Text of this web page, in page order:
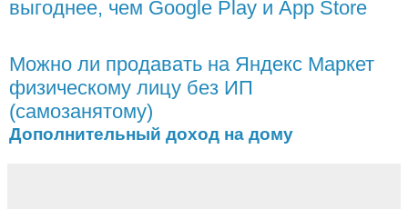
выгоднее, чем Google Play и App Store
Можно ли продавать на Яндекс Маркет
физическому лицу без ИП
(самозанятому)
Дополнительный доход на дому